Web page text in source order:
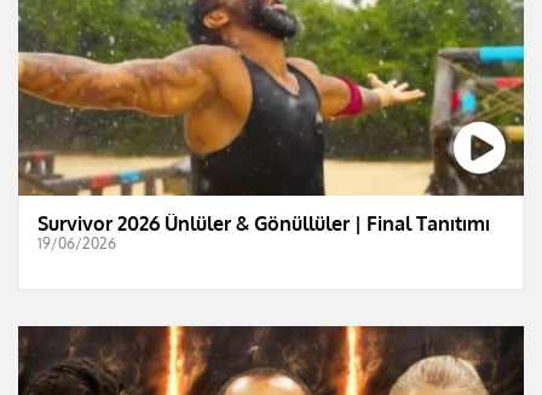
Survivor 2026 Ünlüler & Gönüllüler | Final Tanıtımı
19/06/2026